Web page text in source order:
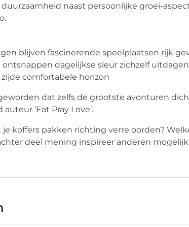
naast persoonlijke groei-
blijven fascinerende speelplaatsen rijk
dagelijkse sleur zichzelf
comfortabele horizon
dat zelfs de grootste avonturen
‘Eat Pray Love’.
koffers pakken richting verre oorden?
deel mening inspireer anderen